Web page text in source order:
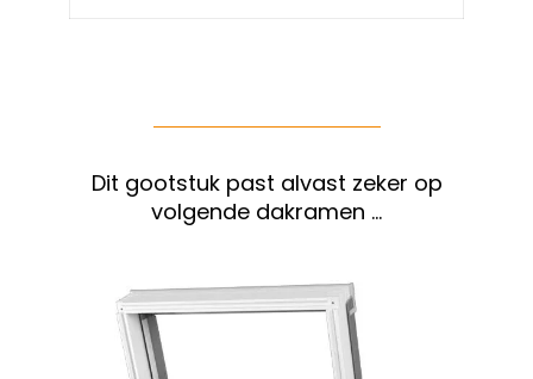
Dit gootstuk past alvast zeker op
volgende dakramen …